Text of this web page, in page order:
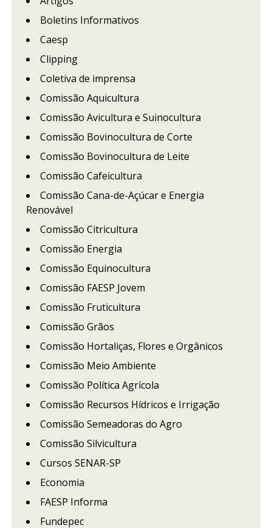
Boletins Informativos
Caesp
Clipping
Coletiva de imprensa
Comissão Aquicultura
Comissão Avicultura e Suinocultura
Comissão Bovinocultura de Corte
Comissão Bovinocultura de Leite
Comissão Cafeicultura
Comissão Cana-de-Açúcar e Energia
Renovável
Comissão Citricultura
Comissão Energia
Comissão Equinocultura
Comissão FAESP Jovem
Comissão Fruticultura
Comissão Grãos
Comissão Hortaliças, Flores e Orgânicos
Comissão Meio Ambiente
Comissão Política Agrícola
Comissão Recursos Hídricos e Irrigação
Comissão Semeadoras do Agro
Comissão Silvicultura
Cursos SENAR-SP
Economia
FAESP Informa
Fundepec